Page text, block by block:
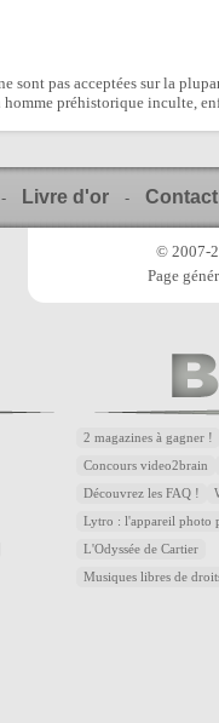
sont pas acceptées sur la
préhistorique inculte,
- Livre d'or - Contact
© 2007-
Page
2 magazines à gagner !
Concours video2brain
Découvrez les FAQ !
Lytro : l'appareil photo
L'Odyssée de Cartier
Musiques libres de